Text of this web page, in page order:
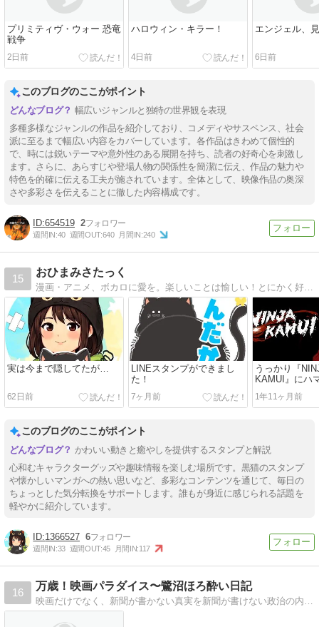
プリミティヴ・ウォー 恐竜
戦争
2日前
ハロウィン・キラー！
4日前
エンジェル、
6日前
このブログのここがポイント
幅広いジャンルと独特の世界観を表現
多種多様なジャンルの作品を紹介しており、コメディやサスペンス、社会
派に至るまで幅広い内容をカバーしています。各作品はきわめて個性的
で、時には鋭いテーマや意外性のある展開を持ち、読者の好奇心を刺激し
ます。さらに、あらすじや登場人物の関係性を簡潔に伝え、作品の魅力や
特色を的確に伝える工夫が施されています。全体として、映像作品の奥深
さや多彩さを伝えることに徹した内容構成です。
654519 2
週間IN:40 週間OUT:640 月間IN:240
15
おひまみさたっく
漫画・アニメ、ボカロに愛を。楽しいことは愉しい！とにかく好きなモノ、気に入ったモノは手当たりしだい歴２＠年。
実は今まで隠してたが…
62日前
LINEスタンプができまし
た！
7ヶ月前
うっかり『
KAMUI』にハ
だ……
1年11ヶ月前
このブログのここがポイント
かわいい動きと癒やしを提供するスタンプと解説
心和むキャラクターグッズや趣味情報を楽しむ場所です。黒猫のスタンプ
や懐かしいマンガへの熱い思いなど、多彩なコンテンツを通じて、毎日の
ちょっとした気分転換をサポートします。誰もが身近に感じられる話題を
軽やかに紹介しています。
1366527 6
週間IN:33 週間OUT:45 月間IN:117
16
万歳！映画パラダイス〜鷺沼ほろ酔い日記
映画だけでなく、新聞が書かない真実を新聞が書けない政治の内幕も。音楽、美術、スポーツ、料理などの感動も伝えます